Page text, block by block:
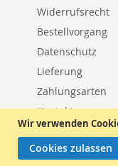
Wir verwenden
Cookies zulassen
Widerrufsrecht
Bestellvorgang
Datenschutz
Lieferung
Zahlungsarten
Kontakt